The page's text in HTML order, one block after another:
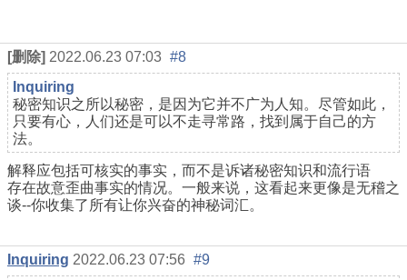
[删除] 2022.06.23 07:03 #8
Inquiring
秘密知识之所以秘密，是因为它并不广为人知。尽管如此，
只要有心，人们还是可以不走寻常路，找到属于自己的方
法。
解释应包括可核实的事实，而不是诉诸秘密知识和流行语
存在故意歪曲事实的情况。一般来说，这看起来更像是无稽之
谈--你收集了所有让你兴奋的神秘词汇。
Inquiring 2022.06.23 07:56 #9